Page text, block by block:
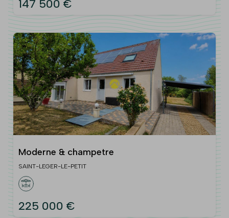
147 500 €
Moderne & champetre
SAINT-LEGER-LE-PETIT
225 000 €